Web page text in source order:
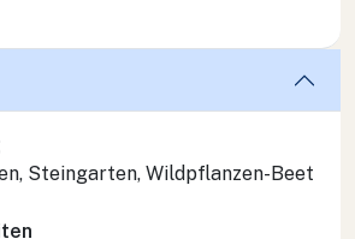
Steingarten, Wildpflanzen-Beet